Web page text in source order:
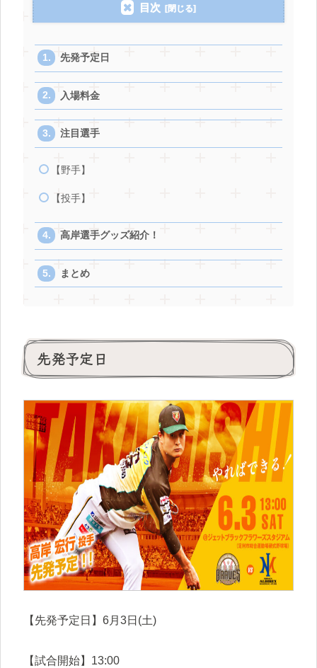
目次
先発予定日
入場料金
注目選手
【野手】
【投手】
高岸選手グッズ紹介！
まとめ
先発予定日
【先発予定日】6月3日(土)
【試合開始】13:00